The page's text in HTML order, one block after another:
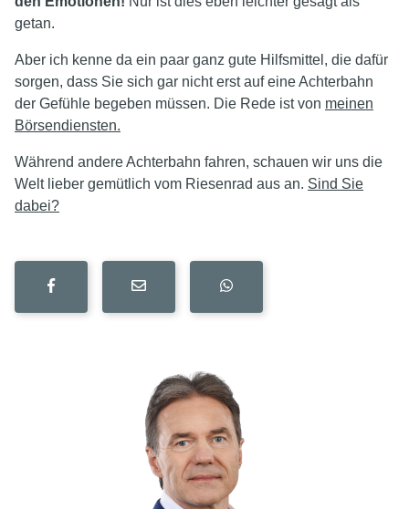
getan.
Aber ich kenne da ein paar ganz gute Hilfsmittel, die dafür
sorgen, dass Sie sich gar nicht erst auf eine Achterbahn
der Gefühle begeben müssen. Die Rede ist von meinen
Börsendiensten.
Während andere Achterbahn fahren, schauen wir uns die
Welt lieber gemütlich vom Riesenrad aus an. Sind Sie
dabei?